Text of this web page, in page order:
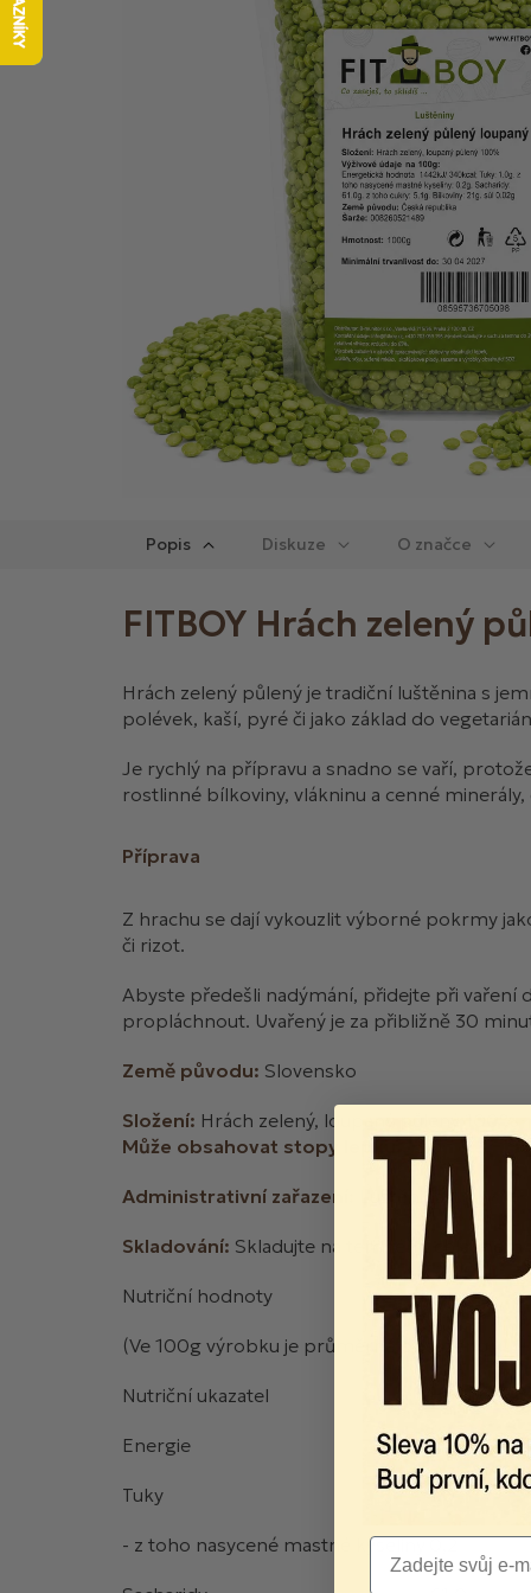
Popis Diskuze
FITBOY Hrách zelený
Hrách zelený půlený je tradiční luštěnina s
polévek, kaší, pyré či jako základ do
Je rychlý na přípravu a snadno se vaří,
rostlinné bílkoviny, vlákninu a cenné
Příprava
Z hrachu se dají vykouzlit výborné pokrmy
či rizot.
Abyste předešli nadýmání, přidejte při vaření
propláchnout. Uvařený je za přibližně 30
Země původu: Slovensko
Složení: Hrách zelený, loupaný půlený 100%
Může obsahovat stopy lepku.
Administrativní zařazení: Luštěnina
Skladování: Skladujte na temném, chladném
Nutriční hodnoty
(Ve 100g výrobku je průměrně obsaženo)
Nutriční ukazatel Hodnota
Energie 340/1442
Tuky 1,0
- z toho nasycené mastné kyseliny0,2
Email